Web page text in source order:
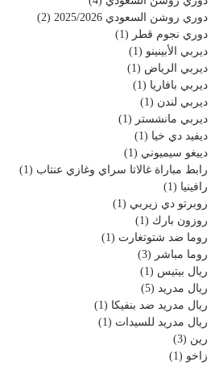
دوري روشن السعودي 2025/2026
(2)
دوري نجوم قطر (1)
ديربي الأبينينو (1)
ديربي الرياض (1)
ديربي بافاريا (1)
ديربي لندن (1)
ديربي مانشستر (1)
ديفيد دي خيا (1)
دييغو سيميوني (1)
رابط مباراة غالاتا سراي وغازي عنتاب (1)
رافينيا (1)
روبرتو دي زيربي (1)
روزون بارك (1)
روما ضد شتوتغارت (1)
روما مباشر (3)
ريال بيتيس (1)
ريال مدريد (5)
ريال مدريد ضد بنفيكا (1)
ريال مدريد للسيدات (1)
رين (3)
زاخو (1)